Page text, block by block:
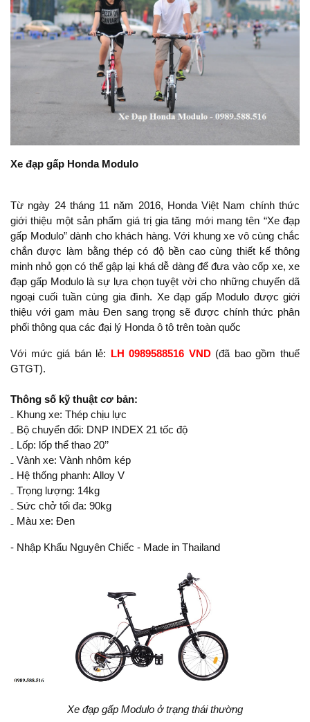
Xe đạp gấp Honda Modulo
Từ ngày 24 tháng 11 năm 2016, Honda Việt Nam chính thức
giới thiệu một sản phẩm giá trị gia tăng mới mang tên “Xe đạp
gấp Modulo” dành cho khách hàng. Với khung xe vô cùng chắc
chắn được làm bằng thép có độ bền cao cùng thiết kế thông
minh nhỏ gọn có thể gập lại khá dễ dàng để đưa vào cốp xe, xe
đạp gấp Modulo là sự lựa chọn tuyệt vời cho những chuyến dã
ngoại cuối tuần cùng gia đình. Xe đạp gấp Modulo được giới
thiệu với gam màu Đen sang trọng sẽ được chính thức phân
phối thông qua các đại lý Honda ô tô trên toàn quốc
Với mức giá bán lẻ: LH 0989588516 VND(đã bao gồm thuế
GTGT).
Thông số kỹ thuật cơ bản:
₋ Khung xe: Thép chịu lực
₋ Bộ chuyển đổi: DNP INDEX 21 tốc độ
₋ Lốp: lốp thể thao 20’’
₋ Vành xe: Vành nhôm kép
₋ Hệ thống phanh: Alloy V
₋ Trọng lượng: 14kg
₋ Sức chở tối đa: 90kg
₋ Màu xe: Đen
- Nhập Khẩu Nguyên Chiếc - Made in Thailand
Xe đạp gấp Modulo ở trạng thái thường